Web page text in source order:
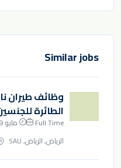
Similar jobs
الطائرة
Full Time
مايو 19, 2026
الرياض, الرياض, SAU